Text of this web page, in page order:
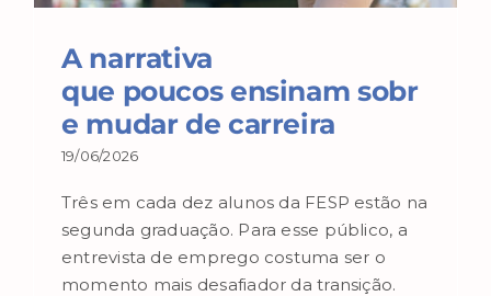
A narrativa
que poucos ensinam sobr
e mudar de carreira
19/06/2026
Três em cada dez alunos da FESP estão na
segunda graduação. Para esse público, a
entrevista de emprego costuma ser o
momento mais desafiador da transição.